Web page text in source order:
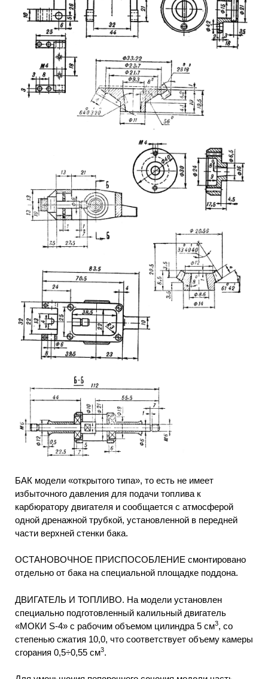
БАК модели «открытого типа», то есть не имеет
избыточного давления для подачи топлива к
карбюратору двигателя и сообщается с атмосферой
одной дренажной трубкой, установленной в передней
части верхней стенки бака.
ОСТАНОВОЧНОЕ ПРИСПОСОБЛЕНИЕ смонтировано
отдельно от бака на специальной площадке поддона.
ДВИГАТЕЛЬ И ТОПЛИВО. На модели установлен
специально подготовленный калильный двигатель
«МОКИ S-4» с рабочим объемом цилиндра 5 см3, со
степенью сжатия 10,0, что соответствует объему камеры
сгорания 0,5÷0,55 см3.